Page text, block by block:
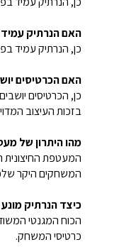
האם הנרתיק עמיד
כן, הנרתיק עמיד
האם הכרטיסים
כן, הכרטיסים
בזכות העיצוב
מהו היתרון של
המעטפת
המשחקים היקר
כיצד הנרתיק
הכוח המגנטי
כרטיסי המשחק.